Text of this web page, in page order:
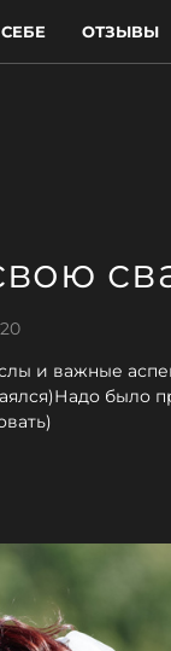
ОТЗЫВЫ
и важные
было